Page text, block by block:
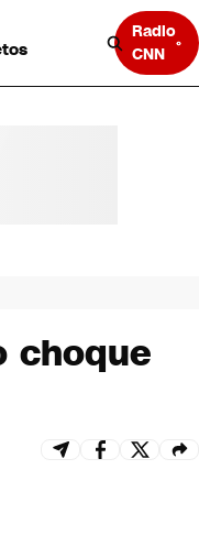
Radio
CNN
choque